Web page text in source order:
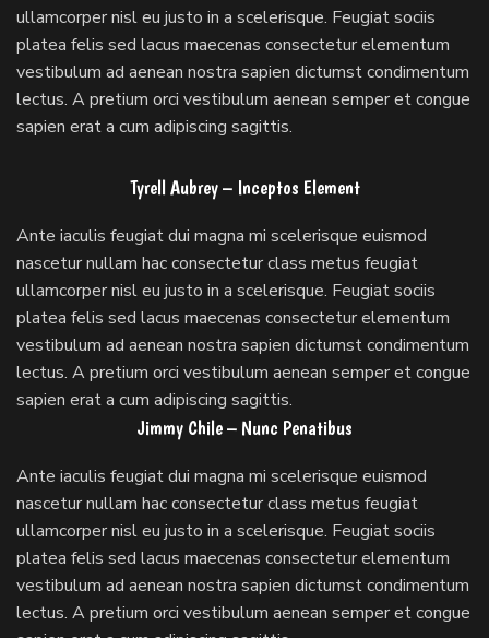
ullamcorper nisl eu justo in a scelerisque. Feugiat sociis
platea felis sed lacus maecenas consectetur elementum
vestibulum ad aenean nostra sapien dictumst condimentum
lectus. A pretium orci vestibulum aenean semper et congue
sapien erat a cum adipiscing sagittis.
Tyrell Aubrey – Inceptos Element
Ante iaculis feugiat dui magna mi scelerisque euismod
nascetur nullam hac consectetur class metus feugiat
ullamcorper nisl eu justo in a scelerisque. Feugiat sociis
platea felis sed lacus maecenas consectetur elementum
vestibulum ad aenean nostra sapien dictumst condimentum
lectus. A pretium orci vestibulum aenean semper et congue
sapien erat a cum adipiscing sagittis.
Jimmy Chile – Nunc Penatibus
Ante iaculis feugiat dui magna mi scelerisque euismod
nascetur nullam hac consectetur class metus feugiat
ullamcorper nisl eu justo in a scelerisque. Feugiat sociis
platea felis sed lacus maecenas consectetur elementum
vestibulum ad aenean nostra sapien dictumst condimentum
lectus. A pretium orci vestibulum aenean semper et congue